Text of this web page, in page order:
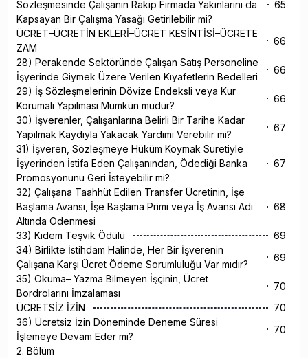
Sözleşmesinde Çalışanın Rakip Firmada Yakınlarını da
Kapsayan Bir Çalışma Yasağı Getirilebilir mi?
65
ÜCRET–ÜCRETİN EKLERİ–ÜCRET KESİNTİSİ–ÜCRETE
ZAM
66
28) Perakende Sektöründe Çalışan Satış Personeline
İşyerinde Giymek Üzere Verilen Kıyafetlerin Bedelleri
66
29) İş Sözleşmelerinin Dövize Endeksli veya Kur
Korumalı Yapılması Mümkün müdür?
66
30) İşverenler, Çalışanlarına Belirli Bir Tarihe Kadar
Yapılmak Kaydıyla Yakacak Yardımı Verebilir mi?
67
31) İşveren, Sözleşmeye Hüküm Koymak Suretiyle
İşyerinden İstifa Eden Çalışanından, Ödediği Banka
Promosyonunu Geri İsteyebilir mi?
67
32) Çalışana Taahhüt Edilen Transfer Ücretinin, İşe
Başlama Avansı, İşe Başlama Primi veya İş Avansı Adı
Altında Ödenmesi
68
33) Kıdem Teşvik Ödülü
69
34) Birlikte İstihdam Halinde, Her Bir İşverenin
Çalışana Karşı Ücret Ödeme Sorumluluğu Var mıdır?
69
35) Okuma– Yazma Bilmeyen İşçinin, Ücret
Bordrolarını İmzalaması
70
ÜCRETSİZ İZİN
70
36) Ücretsiz İzin Döneminde Deneme Süresi
İşlemeye Devam Eder mi?
70
2. Bölüm